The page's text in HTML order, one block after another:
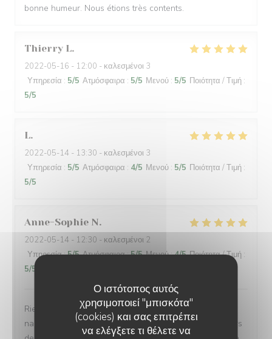
Ο ιστότοπος αυτός
χρησιμοποιεί "μπισκότα"
(cookies) και σας επιτρέπει
να ελέγξετε τι θέλετε να
bonne humeur. Nous étions très contents.
Thierry L
2022-05-16 - 12:00 - καλεσμένοι 3
Υπηρεσία : 5/5 Ατμόσφαιρα : 5/5 Μενού : 5/5 Ποιότητα / Τιμή :
5/5
L
2022-05-14 - 13:30 - καλεσμένοι 3
Υπηρεσία : 5/5 Ατμόσφαιρα : 4/5 Μενού : 5/5 Ποιότητα / Τιμή :
5/5
Anne-Sophie N
2022-05-14 - 12:30 - καλεσμένοι 2
Υπηρεσία:5/5 Ατμόσφαιρα:5/5 Μενού:4/5 Ποιότητα / Τιμή :
5/5
Rien à redire. Cadre petit bistro sympathique avec ses
nappes carreaux rouges., terrasse agréable en ces jours